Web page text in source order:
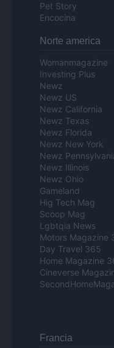
Pet Story
Encocina
Norte america
Womanmagazine
Investing Plus
Newz
Newz US
Newz California
Newz Texas
Newz Florida
Newz New York
Newz
Newz Illinois
Newz Ohio
Gameland
Hig Tech Mag
Scoop Mag
Lgbtqia News
Motors Magazine
Day Travel 365
Home Magazine
Cineverse
Francia